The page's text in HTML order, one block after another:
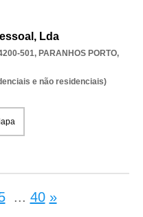
Lda
501, PARANHOS PORTO,
e não residenciais)
... 40 »